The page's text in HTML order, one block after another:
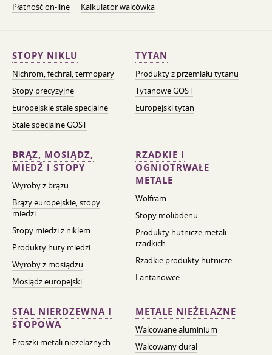
Płatność on-line
Kalkulator walcówka
STOPY NIKLU
Nichrom, fechral, termopary
Stopy precyzyjne
Europejskie stale specjalne
Stale specjalne GOST
TYTAN
Produkty z przemiału tytanu
Tytanowe GOST
Europejski tytan
BRĄZ, MOSIĄDZ,
MIEDŹ I STOPY
Wyroby z brązu
Brązy europejskie, stopy
miedzi
Stopy miedzi z niklem
Produkty huty miedzi
Wyroby z mosiądzu
Mosiądz europejski
RZADKIE I
OGNIOTRWAŁE
METALE
Wolfram
Stopy molibdenu
Produkty hutnicze metali
rzadkich
Rzadkie produkty hutnicze
Lantanowce
STAL NIERDZEWNA I
STOPOWA
Proszki metali nieżelaznych
METALE NIEŻELAZNE
Walcowane aluminium
Walcowany dural